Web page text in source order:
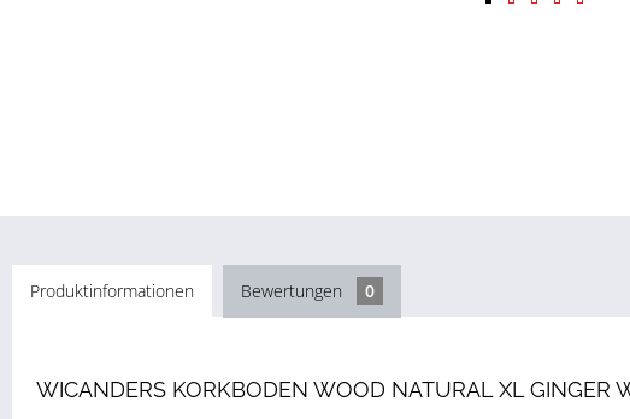
Produktinformationen Bewertungen 0
WICANDERS KORKBODEN WOOD NATURAL XL GINGER